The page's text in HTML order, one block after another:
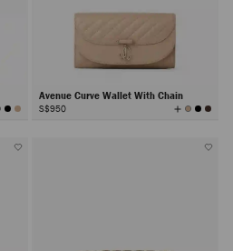
Avenue Curve Wallet With Chain
S$950 查
看